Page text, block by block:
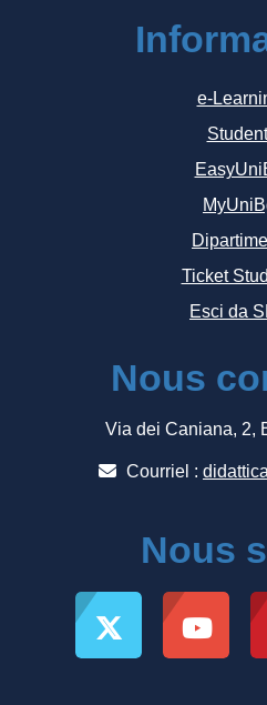
e-
Ticket
Esci da
Nous
Via dei Caniana, 2,
Courriel :
Nous